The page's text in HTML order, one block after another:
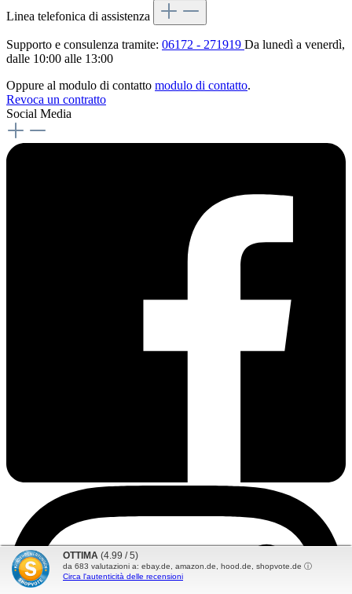
Linea telefonica di assistenza
Supporto e consulenza tramite: 06172 - 271919 Da lunedì a venerdì,
dalle 10:00 alle 13:00
Oppure al modulo di contatto modulo di contatto.
Revoca un contratto
Social Media
OTTIMA (4.99 / 5)
da 683 valutazioni a: ebay.de, amazon.de, hood.de, shopvote.de ⓘ
Circa l'autenticità delle recensioni